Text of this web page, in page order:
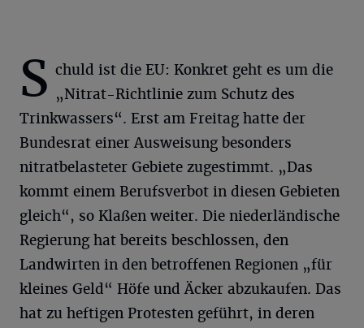
S chuld ist die EU: Konkret geht es um die
„Nitrat-Richtlinie zum Schutz des
Trinkwassers“. Erst am Freitag hatte der
Bundesrat einer Ausweisung besonders
nitratbelasteter Gebiete zugestimmt. „Das
kommt einem Berufsverbot in diesen Gebieten
gleich“, so Klaßen weiter. Die niederländische
Regierung hat bereits beschlossen, den
Landwirten in den betroffenen Regionen „für
kleines Geld“ Höfe und Äcker abzukaufen. Das
hat zu heftigen Protesten geführt, in deren